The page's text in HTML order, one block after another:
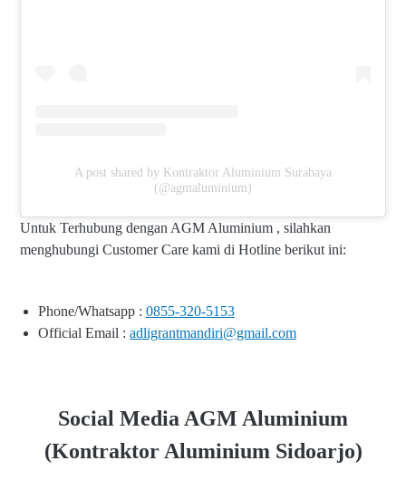
A post shared by Kontraktor Aluminium Surabaya
(@agmaluminium)
Untuk Terhubung dengan AGM Aluminium , silahkan
menghubungi Customer Care kami di Hotline berikut ini:
Phone/Whatsapp : 0855-320-5153
Official Email : adligrantmandiri@gmail.com
Social Media AGM Aluminium
(Kontraktor Aluminium Sidoarjo)